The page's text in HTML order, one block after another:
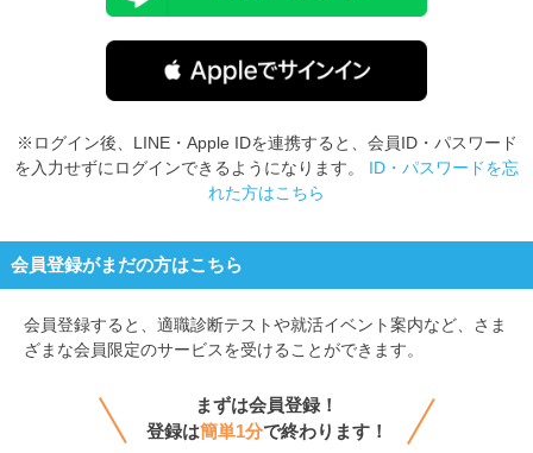
※ログイン後、LINE・Apple IDを連携すると、会員ID・パスワード
を入力せずにログインできるようになります。 ID・パスワードを忘
れた方はこちら
会員登録がまだの方はこちら
会員登録すると、 適職診断テストや就活イベント案内など、さま
ざまな会員限定のサービスを受けることができます。
まずは会員登録！
登録は簡単1分で終わります！